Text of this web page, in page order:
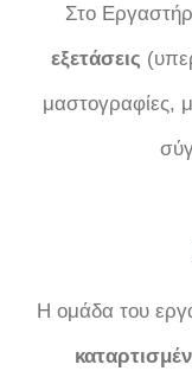
Στο
εξετάσεις
μαστογραφίες,
Η ομάδα του